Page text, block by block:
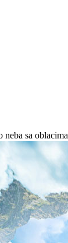
neba sa oblacima